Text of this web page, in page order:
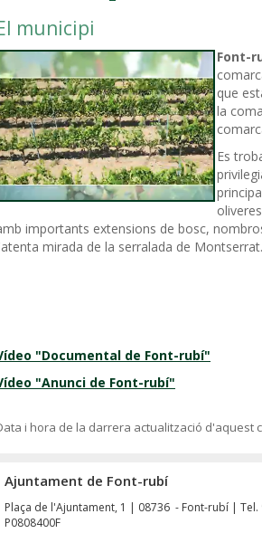
municipi
Font-
que
la
Es
importants extensions de bosc,
mirada de la serralada de Montserrat.
"Documental de Font-rubí"
"Anunci de Font-rubí"
i hora de la darrera actualització d'aquest
Ajuntament de Font-rubí
Plaça de l'Ajuntament, 1 | 08736 - Font-rubí | Tel.
P0808400F